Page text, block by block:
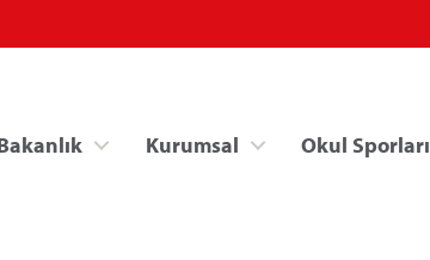
Kurumsal Okul Sporları